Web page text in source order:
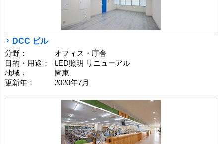
DCC ビル
分野：
オフィス・庁舎
目的・用途：
LED照明 リニューアル
地域：
関東
更新年：
2020年7月